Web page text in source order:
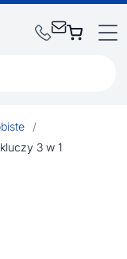
/
3 w 1